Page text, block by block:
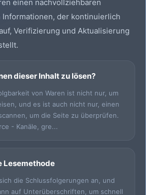
einen nachvollziehbaren
Informationen, der kontinuierlich
Verifizierung und Aktualisierung
dieser Inhalt zu lösen?
von Waren ist nicht nur, um
und es ist auch nicht nur, einen
um die Seite zu überprüfen.
- Kanäle, gre...
Lesemethode
die Schlussfolgerungen an, und
auf Unterüberschriften, um schnell